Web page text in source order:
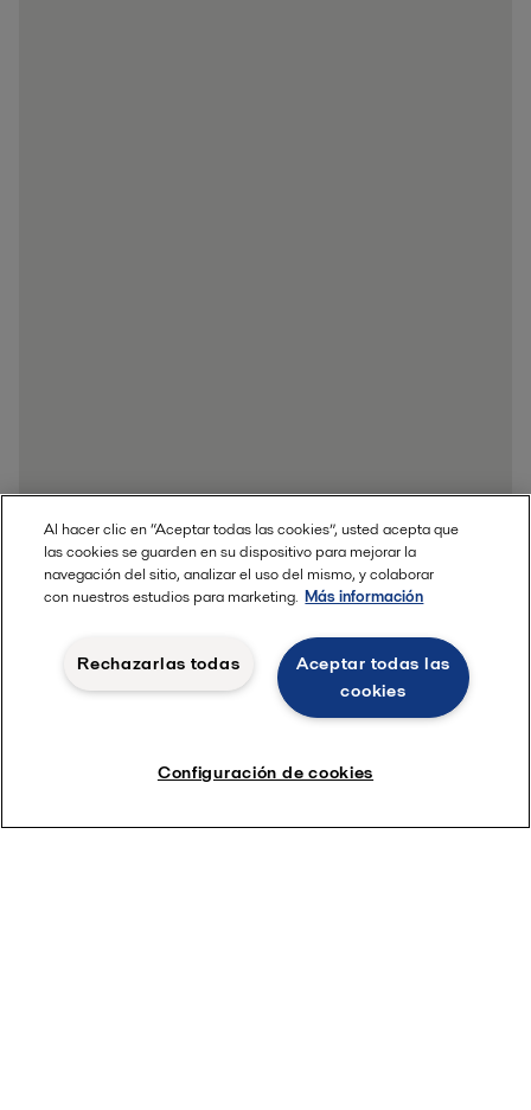
Al hacer clic en “Aceptar todas las cookies”, usted acepta que
las cookies se guarden en su dispositivo para mejorar la
navegación del sitio, analizar el uso del mismo, y colaborar
con nuestros estudios para marketing. Más información
Aceptar todas las
cookies
Rechazarlas todas
Configuración de cookies